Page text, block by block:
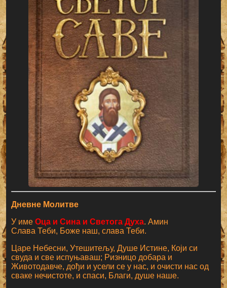
Дневне Молитве
У имеОца и Сина и Светога Духа. Амин
Слава Теби, Боже наш, слава Теби.
Царе Небесни, Утешитељу, Душе Истине, Који си
свуда и све испуњаваш; Ризницо добара и
Животодавче, дођи и усели се у нас, и очисти нас од
сваке нечистоте, и спаси, Благи, душе наше.